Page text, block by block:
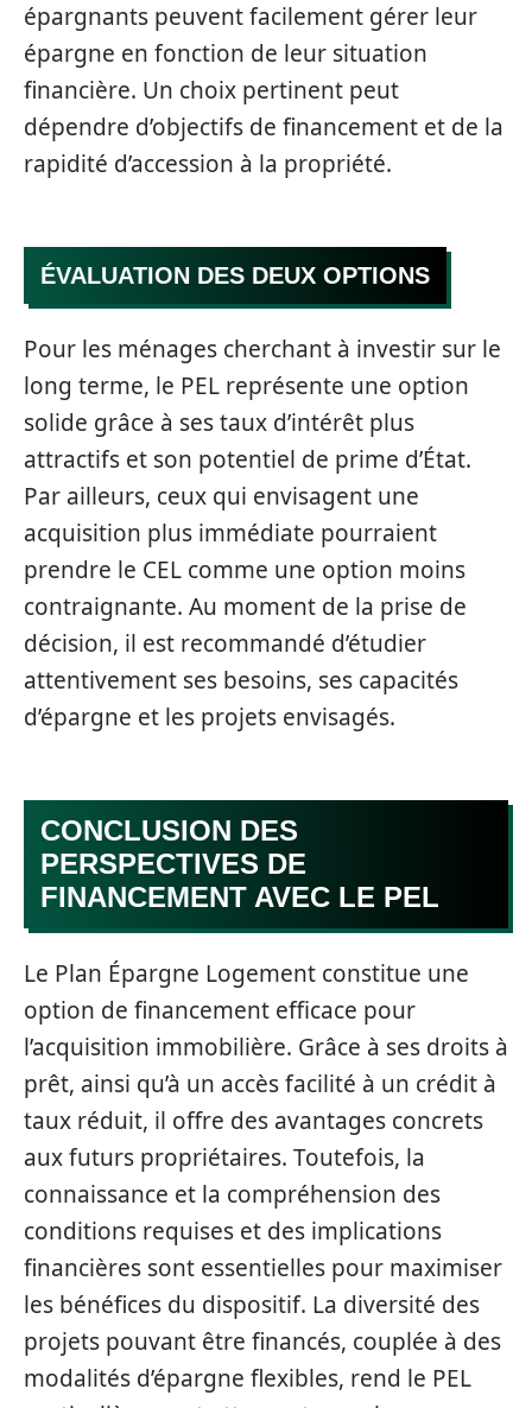
épargnants peuvent facilement gérer leur
épargne en fonction de leur situation
financière. Un choix pertinent peut
dépendre d’objectifs de financement et de la
rapidité d’accession à la propriété.
ÉVALUATION DES DEUX OPTIONS
Pour les ménages cherchant à investir sur le
long terme, le PEL représente une option
solide grâce à ses taux d’intérêt plus
attractifs et son potentiel de prime d’État.
Par ailleurs, ceux qui envisagent une
acquisition plus immédiate pourraient
prendre le CEL comme une option moins
contraignante. Au moment de la prise de
décision, il est recommandé d’étudier
attentivement ses besoins, ses capacités
d’épargne et les projets envisagés.
CONCLUSION DES
PERSPECTIVES DE
FINANCEMENT AVEC LE PEL
Le Plan Épargne Logement constitue une
option de financement efficace pour
l’acquisition immobilière. Grâce à ses droits à
prêt, ainsi qu’à un accès facilité à un crédit à
taux réduit, il offre des avantages concrets
aux futurs propriétaires. Toutefois, la
connaissance et la compréhension des
conditions requises et des implications
financières sont essentielles pour maximiser
les bénéfices du dispositif. La diversité des
projets pouvant être financés, couplée à des
modalités d’épargne flexibles, rend le PEL